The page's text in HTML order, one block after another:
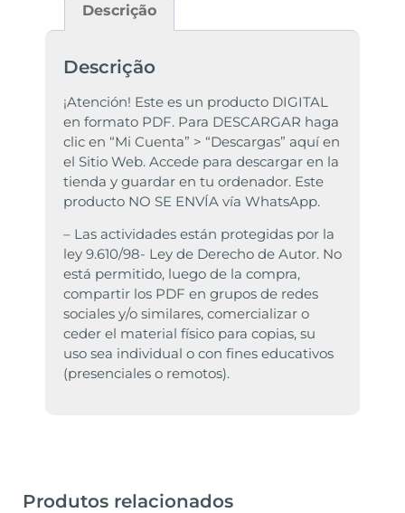
Descrição
Descrição
¡Atención! Este es un producto DIGITAL
en formato PDF. Para DESCARGAR haga
clic en “Mi Cuenta” > “Descargas” aquí en
el Sitio Web. Accede para descargar en la
tienda y guardar en tu ordenador. Este
producto NO SE ENVÍA vía WhatsApp.
– Las actividades están protegidas por la
ley 9.610/98- Ley de Derecho de Autor. No
está permitido, luego de la compra,
compartir los PDF en grupos de redes
sociales y/o similares, comercializar o
ceder el material físico para copias, su
uso sea individual o con fines educativos
(presenciales o remotos).
Produtos relacionados